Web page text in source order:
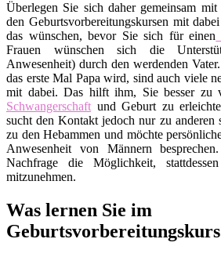
Überlegen Sie sich daher gemeinsam
den Geburtsvorbereitungskursen mit
das wünschen, bevor Sie sich für einen
Frauen wünschen sich die
Anwesenheit) durch den werdenden
das erste Mal Papa wird, sind auch viele
mit dabei. Das hilft ihm, Sie besser zu
Schwangerschaft und Geburt zu
sucht den Kontakt jedoch nur zu anderen
zu den Hebammen und möchte
Anwesenheit von Männern
Nachfrage die Möglichkeit,
mitzunehmen.
Was lernen Sie im